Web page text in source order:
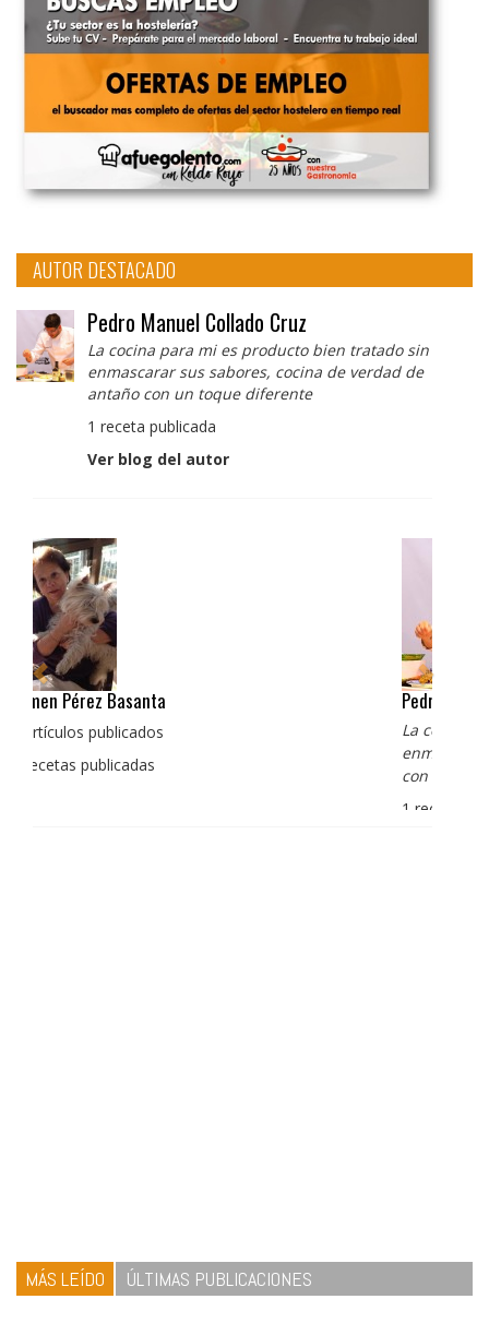
AUTOR DESTACADO
Pedro Manuel Collado Cruz
La cocina para mi es producto bien tratado sin
enmascarar sus sabores, cocina de verdad de
antaño con un toque diferente
1 receta publicada
Ver blog del autor
Pedro Manuel Collado Cruz
La cocina para mi es producto bien tratado sin
enmascarar sus sabores, cocina de verdad de antaño
con un toque diferente